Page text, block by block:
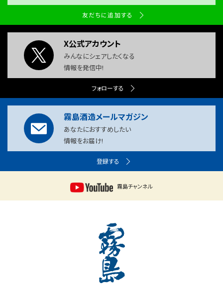
友だちに追加する
X公式アカウント
みんなにシェアしたくなる
情報を発信中!
フォローする
霧島酒造メールマガジン
あなたにおすすめしたい
情報をお届け!
登録する
霧島チャンネル